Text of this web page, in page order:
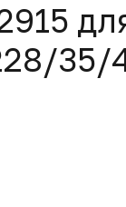
35/